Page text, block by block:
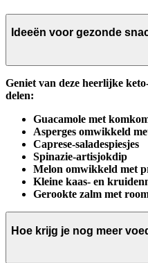
Ideeën voor gezonde
Geniet van deze heerlijke
delen:
Guacamole met
Asperges omwikkeld
Caprese-saladespiesjes
Spinazie-artisjokdip
Melon omwikkeld met
Kleine kaas- en
Gerookte zalm met
Hoe krijg je nog meer